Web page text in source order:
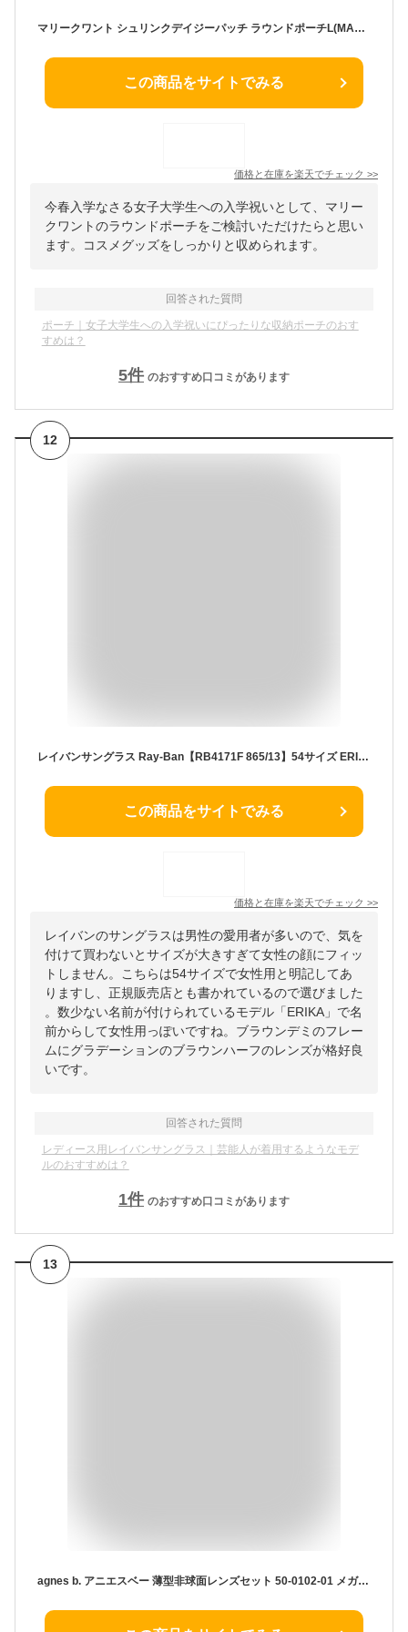
マリークワント シュリンクデイジーパッチ ラウンドポーチL(MARY QUANT)【ポーチ 化粧ポーチ コスメ ケース レディース マリクワ マリー クヮント デイジー MQ プチギフト】★☆
この商品をサイトでみる
価格と在庫を楽天でチェック >>
今春入学なさる女子大学生への入学祝いとして、マリー
クワントのラウンドポーチをご検討いただけたらと思い
ます。コスメグッズをしっかりと収められます。
回答された質問
ポーチ｜女子大学生への入学祝いにぴったりな収納ポーチのおす
すめは？
5件 のおすすめ口コミがあります
12
レイバンサングラス Ray-Ban【RB4171F 865/13】54サイズ ERIKA エリカ レディースモデルべっ甲
この商品をサイトでみる
価格と在庫を楽天でチェック >>
レイバンのサングラスは男性の愛用者が多いので、気を
付けて買わないとサイズが大きすぎて女性の顔にフィッ
トしません。こちらは54サイズで女性用と明記してあ
りますし、正規販売店とも書かれているので選びました
。数少ない名前が付けられているモデル「ERIKA」で名
前からして女性用っぽいですね。ブラウンデミのフレー
ムにグラデーションのブラウンハーフのレンズが格好良
いです。
回答された質問
レディース用レイバンサングラス｜芸能人が着用するようなモデ
ルのおすすめは？
1件 のおすすめ口コミがあります
13
agnes b. アニエスベー 薄型非球面レンズセット 50-0102-01 メガネフレーム 度付き対応 近視 遠視 老眼鏡 遠近両用 かわいい くすみカラー おしゃれ クラシカル ボストン レディース レディス クラッシック 軽量 軽い 人気